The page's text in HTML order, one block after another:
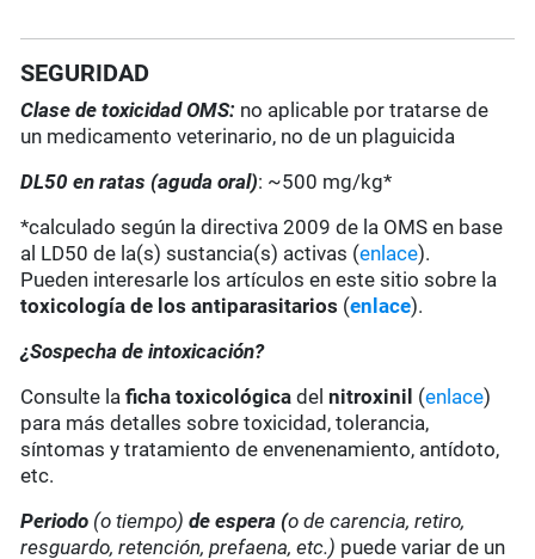
SEGURIDAD
Clase de toxicidad OMS: no aplicable por tratarse de
un medicamento veterinario, no de un plaguicida
DL50 en ratas (aguda oral): ~500 mg/kg*
*calculado según la directiva 2009 de la OMS en base
al LD50 de la(s) sustancia(s) activas (enlace).
Pueden interesarle los artículos en este sitio sobre la
toxicología de los antiparasitarios (enlace).
¿Sospecha de intoxicación?
Consulte laficha toxicológica delnitroxinil (enlace)
para más detalles sobre toxicidad, tolerancia,
síntomas y tratamiento de envenenamiento, antídoto,
etc.
Periodo (o tiempo) de espera (o de carencia, retiro,
resguardo, retención, prefaena, etc.) puede variar de un